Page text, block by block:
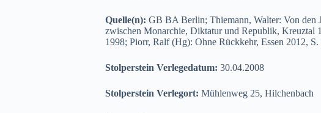
Quelle(n): GB BA Berlin; Thiemann, Walter: Von den
zwischen Monarchie, Diktatur und Republik, Kreuztal
1998; Piorr, Ralf (Hg): Ohne Rückkehr, Essen 2012, S.
Stolperstein Verlegedatum: 30.04.2008
Stolperstein Verlegort: Mühlenweg 25, Hilchenbach